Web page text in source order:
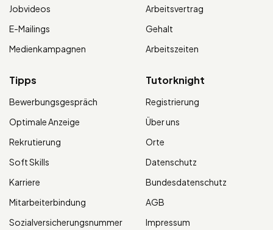
Jobvideos
E-Mailings
Medienkampagnen
Arbeitsvertrag
Gehalt
Arbeitszeiten
Tipps
Bewerbungsgespräch
Optimale Anzeige
Rekrutierung
Soft Skills
Karriere
Mitarbeiterbindung
Sozialversicherungsnummer
Tutorknight
Registrierung
Über uns
Orte
Datenschutz
Bundesdatenschutz
AGB
Impressum